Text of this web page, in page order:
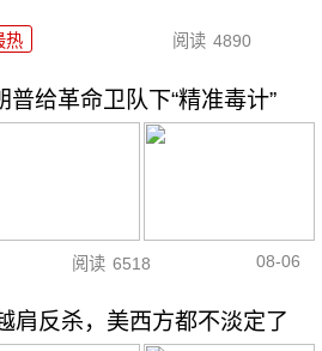
热 阅读 4890
给革命卫队下“精准毒计”
阅读 6518 08-06
肩反杀，美西方都不淡定了